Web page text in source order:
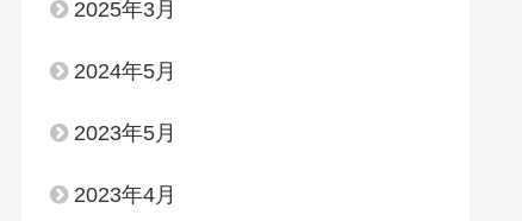
2025年3月
2024年5月
2023年5月
2023年4月